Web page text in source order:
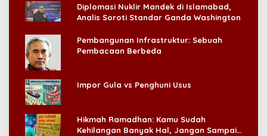
Diplomasi Nuklir Mandek di Islamabad,
Analis Soroti Standar Ganda Washington
Pembangunan Infrastruktur: Sebuah
Pembacaan Berbeda
Impor Gula vs Penghuni Usus
Hikmah Ramadhan: Kamu Sudah
Kehilangan Banyak Hal, Jangan Sampai